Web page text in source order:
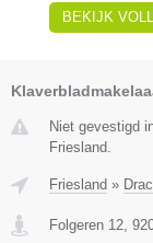
BEKIJK
Niet gevestigd
Friesland.
Friesland »
Folgeren 12,